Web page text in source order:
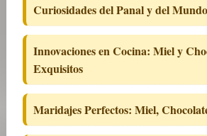
Curiosidades del Panal y del
Innovaciones en Cocina: Miel y
Exquisitos
Maridajes Perfectos: Miel,